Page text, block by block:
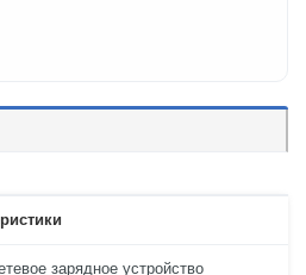
зарядное устройство